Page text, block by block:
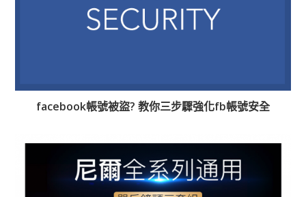
facebook帳號被盜? 教你三步驟強化fb帳號安全